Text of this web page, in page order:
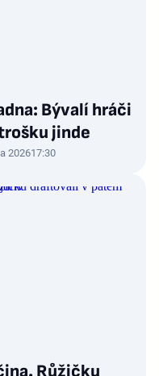
Bývalí hráči
jinde
202617:30
Růžičku